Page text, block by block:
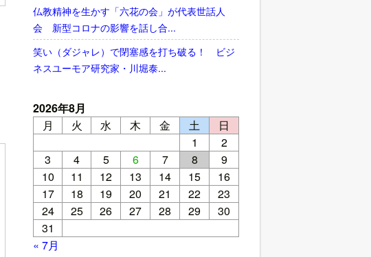
仏教精神を生かす「六花の会」が代表世話人
会 新型コロナの影響を話し合...
笑い（ダジャレ）で閉塞感を打ち破る！ ビジ
ネスユーモア研究家・川堀泰...
2026年8月
月
火 水 木 金 土
日
1
2
3
4 5 6 7 8
9
10
11 12 13 14 15
16
17
18 19 20 21 22
23
24
25 26 27 28 29
30
31
« 7月